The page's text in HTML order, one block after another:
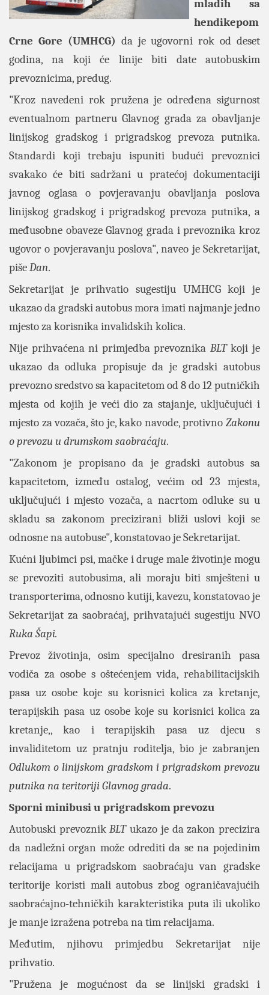
mladih sa
hendikepom
Crne Gore (UMHCG) da je ugovorni rok od deset
godina, na koji će linije biti date autobuskim
prevoznicima, predug.
"Kroz navedeni rok pružena je određena sigurnost
eventualnom partneru Glavnog grada za obavljanje
linijskog gradskog i prigradskog prevoza putnika.
Standardi koji trebaju ispuniti budući prevoznici
svakako će biti sadržani u pratećoj dokumentaciji
javnog oglasa o povjeravanju obavljanja poslova
linijskog gradskog i prigradskog prevoza putnika, a
međusobne obaveze Glavnog grada i prevoznika kroz
ugovor o povjeravanju poslova", naveo je Sekretarijat,
pišeDan.
Sekretarijat je prihvatio sugestiju UMHCG koji je
ukazao da gradski autobus mora imati najmanje jedno
mjesto za korisnika invalidskih kolica.
Nije prihvaćena ni primjedba prevoznika BLTkoji je
ukazao da odluka propisuje da je gradski autobus
prevozno sredstvo sa kapacitetom od 8 do 12 putničkih
mjesta od kojih je veći dio za stajanje, uključujući i
mjesto za vozača, što je, kako navode, protivno Zakonu
o prevozu u drumskom saobraćaju.
"Zakonom je propisano da je gradski autobus sa
kapacitetom, između ostalog, većim od 23 mjesta,
uključujući i mjesto vozača, a nacrtom odluke su u
skladu sa zakonom precizirani bliži uslovi koji se
odnosne na autobuse", konstatovao je Sekretarijat.
Kućni ljubimci psi, mačke i druge male životinje mogu
se prevoziti autobusima, ali moraju biti smješteni u
transporterima, odnosno kutiji, kavezu, konstatovao je
Sekretarijat za saobraćaj, prihvatajući sugestiju NVO
Ruka Šapi.
Prevoz životinja, osim specijalno dresiranih pasa
vodiča za osobe s oštećenjem vida, rehabilitacijskih
pasa uz osobe koje su korisnici kolica za kretanje,
terapijskih pasa uz osobe koje su korisnici kolica za
kretanje,, kao i terapijskih pasa uz djecu s
invaliditetom uz pratnju roditelja, bio je zabranjen
Odlukom o linijskom gradskom i prigradskom prevozu
putnika na teritoriji Glavnog grada.
Sporni minibusi u prigradskom prevozu
Autobuski prevoznikBLTukazo je da zakon precizira
da nadležni organ može odrediti da se na pojedinim
relacijama u prigradskom saobraćaju van gradske
teritorije koristi mali autobus zbog ograničavajućih
saobraćajno-tehničkih karakteristika puta ili ukoliko
je manje izražena potreba na tim relacijama.
Međutim, njihovu primjedbu Sekretarijat nije
prihvatio.
"Pružena je mogućnost da se linijski gradski i